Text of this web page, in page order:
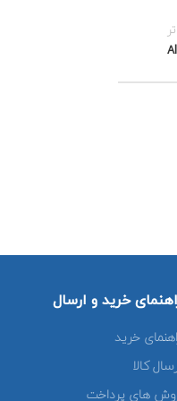
خرید و ارسال
خرید
کالا
های پرداخت